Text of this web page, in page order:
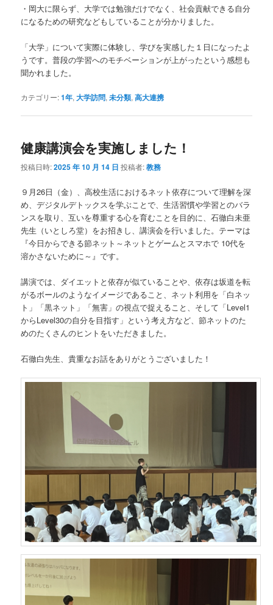
・岡大に限らず、大学では勉強だけでなく、社会貢献できる自分
になるための研究などもしていることが分かりました。
「大学」について実際に体験し、学びを実感した１日になったよ
うです。普段の学習へのモチベーションが上がったという感想も
聞かれました。
カテゴリー:1年,大学訪問,未分類,高大連携
健康講演会を実施しました！
投稿日時:2025 年 10 月 14 日 投稿者:教務
９月26日（金）、高校生活におけるネット依存について理解を深
め、デジタルデトックスを学ぶことで、生活習慣や学習とのバラ
ンスを取り、互いを尊重する心を育むことを目的に、石徹白未亜
先生（いとしろ堂）をお招きし、講演会を行いました。テーマは
『今日からできる節ネット～ネットとゲームとスマホで 10代を
溶かさないために～』です。
講演では、ダイエットと依存が似ていることや、依存は坂道を転
がるボールのようなイメージであること、ネット利用を「白ネッ
ト」「黒ネット」「無害」の視点で捉えること、そして「Level1
からLevel30の自分を目指す」という考え方など、節ネットのた
めのたくさんのヒントをいただきました。
石徹白先生、貴重なお話をありがとうございました！